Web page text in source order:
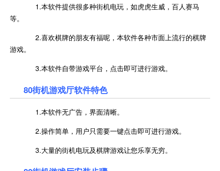
1.本软件提供很多种街机电玩，如虎虎生威，百人赛马
等。
2.喜欢棋牌的朋友有福呢，本软件各种市面上流行的棋牌
游戏。
3.本软件自带游戏平台，点击即可进行游戏。
80街机游戏厅软件特色
1.本软件无广告，界面清晰。
2.操作简单，用户只需要一键点击即可进行游戏。
3.大量的街机电玩及棋牌游戏让您乐享无穷。